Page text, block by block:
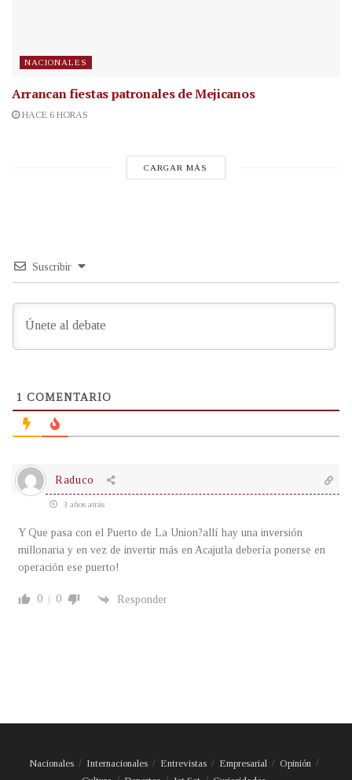
NACIONALES
Arrancan fiestas patronales de Mejicanos
HACE 6 HORAS
CARGAR MÁS
Suscribir
1 COMENTARIO
Raduco
3 años atrás
Y Que pasa con el Puerto de La Union?allí hay una inversión
millonaria y en vez de invertir más en Acajutla debería ponerse en
operación ese puerto!
0 0 Responder
Nacionales Internacionales Entrevistas Empresarial
Opinión